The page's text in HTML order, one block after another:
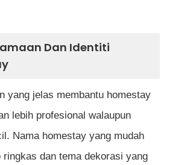
Dan Identiti
yang jelas membantu homestay
lebih profesional walaupun
Nama homestay yang mudah
ringkas dan tema dekorasi yang